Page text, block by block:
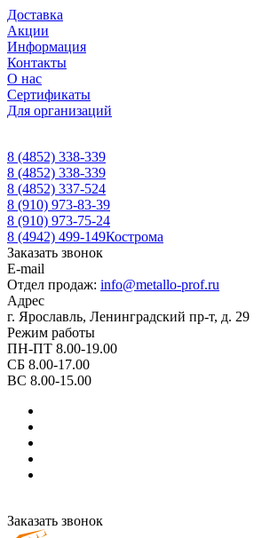
Доставка
Акции
Информация
Контакты
О нас
Сертификаты
Для организаций
8 (4852) 338-339
8 (4852) 338-339
8 (4852) 337-524
8 (910) 973-83-39
8 (910) 973-75-24
8 (4942) 499-149Кострома
Заказать звонок
E-mail
Отдел продаж: info@metallo-prof.ru
Адрес
г. Ярославль, Ленинградский пр-т, д. 29
Режим работы
ПН-ПТ 8.00-19.00
СБ 8.00-17.00
ВС 8.00-15.00
Заказать звонок